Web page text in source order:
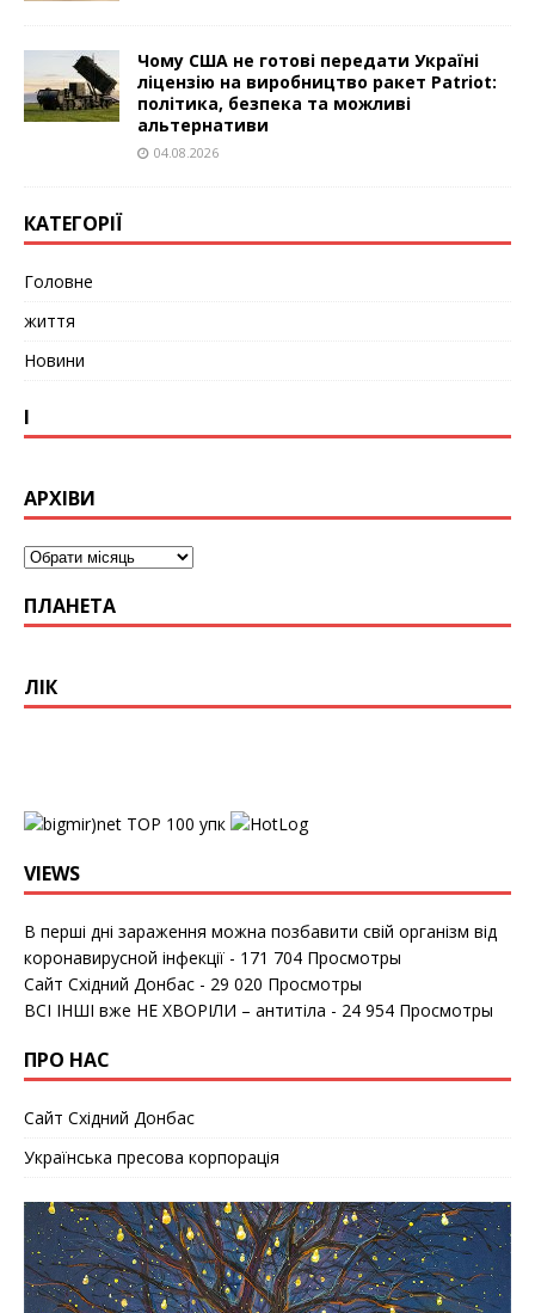
Чому США не готові передати Україні
ліцензію на виробництво ракет Patriot:
політика, безпека та можливі
альтернативи
04.08.2026
КАТЕГОРІЇ
Головне
життя
Новини
І
АРХІВИ
ПЛАНЕТА
ЛІК
упк
VIEWS
В перші дні зараження можна позбавити свій організм від
коронавирусной інфекції - 171 704 Просмотры
Сайт Східний Донбас - 29 020 Просмотры
ВСІ ІНШІ вже НЕ ХВОРІЛИ – антитіла - 24 954 Просмотры
ПРО НАС
Сайт Східний Донбас
Українська пресова корпорація